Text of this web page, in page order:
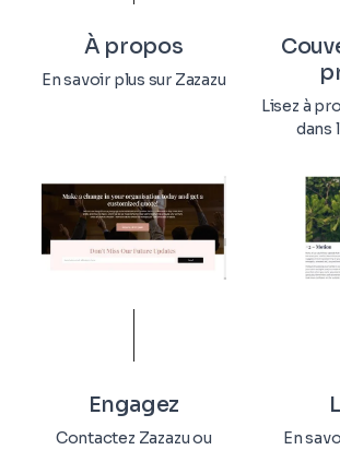
À propos
En savoir plus sur Zazazu
Lisez à
dans
Engagez
Contactez Zazazu ou
En